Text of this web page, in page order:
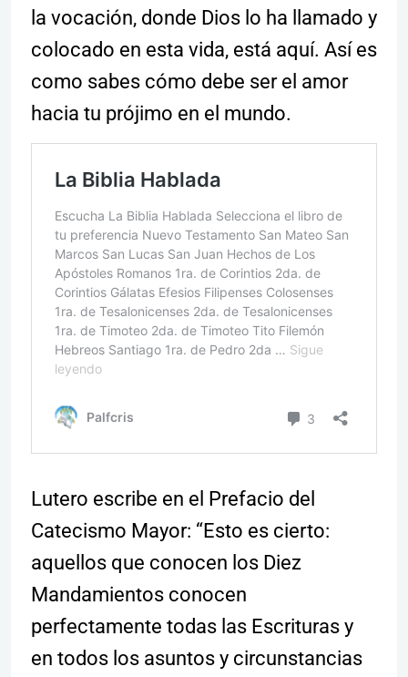
la vocación, donde Dios lo ha llamado y
colocado en esta vida, está aquí. Así es
como sabes cómo debe ser el amor
hacia tu prójimo en el mundo.
Lutero escribe en el Prefacio del
Catecismo Mayor: “Esto es cierto:
aquellos que conocen los Diez
Mandamientos conocen
perfectamente todas las Escrituras y
en todos los asuntos y circunstancias